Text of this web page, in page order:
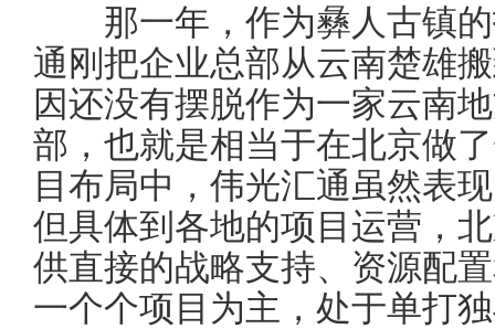
那一年，作为彝人古镇的
通刚把企业总部从云南楚雄
因还没有摆脱作为一家云南
部，也就是相当于在北京做
目布局中，伟光汇通虽然表
但具体到各地的项目运营，
供直接的战略支持、资源配
一个个项目为主，处于单打